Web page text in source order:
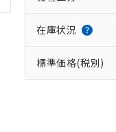
在庫状況
標準価格(税別)